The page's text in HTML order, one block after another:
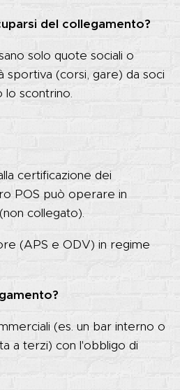
del collegamento?
solo quote sociali o
(corsi, gare) da soci
lo scontrino.
certificazione dei
POS può operare in
collegato).
(APS e ODV) in regime
(es. un bar interno o
a terzi) con l'obbligo di